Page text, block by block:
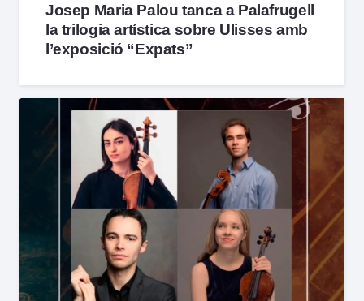
Josep Maria Palou tanca a Palafrugell
la trilogia artística sobre Ulisses amb
l’exposició “Expats”